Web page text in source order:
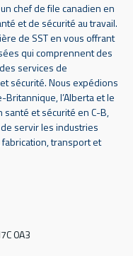
chef de file canadien en
et de sécurité au travail.
de SST en vous offrant
qui comprennent des
services de
sécurité. Nous expédions
Britannique, l’Alberta et le
et sécurité en C-B,
servir les industries
transport et
0A3